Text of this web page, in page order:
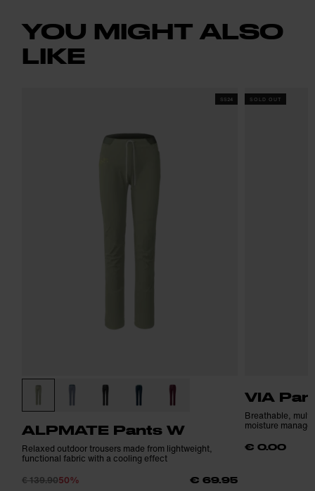
YOU MIGHT ALSO
LIKE
SS24
ALPMATE Pants W
Relaxed outdoor trousers made from lightweight,
functional fabric with a cooling effect
€ 139.9050% € 69.95
SOLD OUT
VIA
Breathable,
moisture
€ 0.00